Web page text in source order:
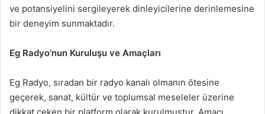
ve potansiyelini sergileyerek dinleyicilerine derinlemesine
bir deneyim sunmaktadır.
Eg Radyo’nun Kuruluşu ve Amaçları
Eg Radyo, sıradan bir radyo kanalı olmanın ötesine
geçerek, sanat, kültür ve toplumsal meseleler üzerine